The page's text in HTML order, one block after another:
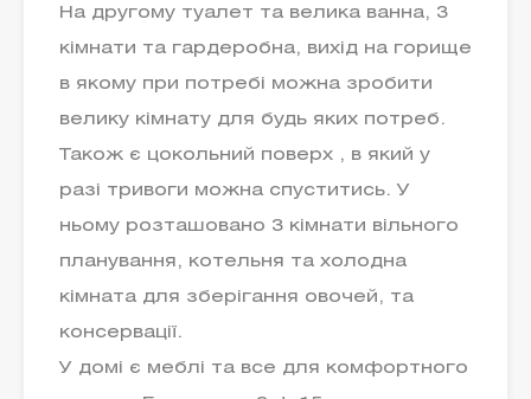
На другому туалет та велика ванна, 3
кімнати та гардеробна, вихід на горище
в якому при потребі можна зробити
велику кімнату для будь яких потреб.
Також є цокольний поверх , в який у
разі тривоги можна спуститись. У
ньому розташовано 3 кімнати вільного
планування, котельня та холодна
кімната для зберігання овочей, та
консервації.
У домі є меблі та все для комфортного